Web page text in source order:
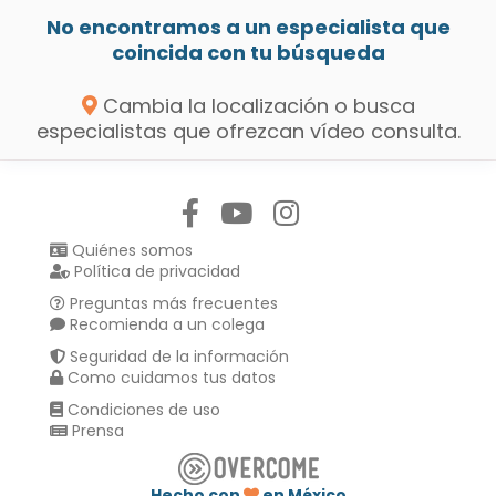
No encontramos a un especialista que
coincida con tu búsqueda
Cambia la localización o busca
especialistas que ofrezcan vídeo consulta.
Quiénes somos
Política de privacidad
Preguntas más frecuentes
Recomienda a un colega
Seguridad de la información
Como cuidamos tus datos
Condiciones de uso
Prensa